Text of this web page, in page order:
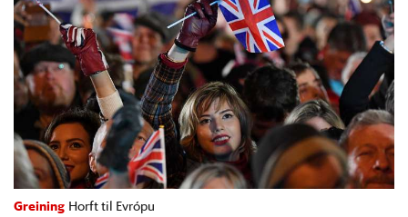
Greining Horft til Evrópu